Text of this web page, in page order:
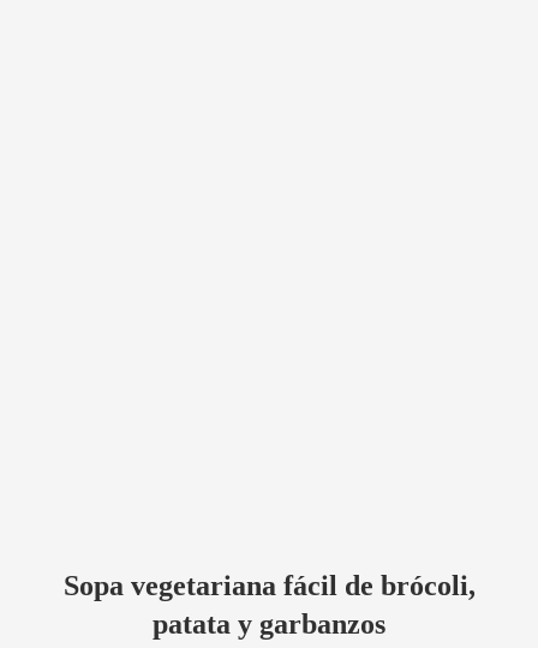
Sopa vegetariana fácil de brócoli,
patata y garbanzos